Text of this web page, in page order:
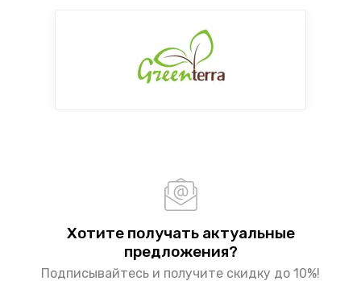
Хотите получать актуальные
предложения?
Подписывайтесь и получите скидку до 10%!